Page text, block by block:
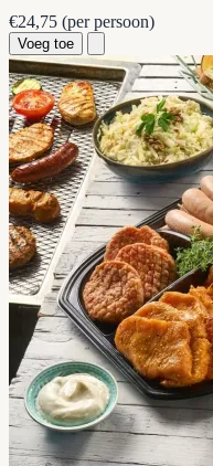
€24,75 (per persoon)
Voeg toe